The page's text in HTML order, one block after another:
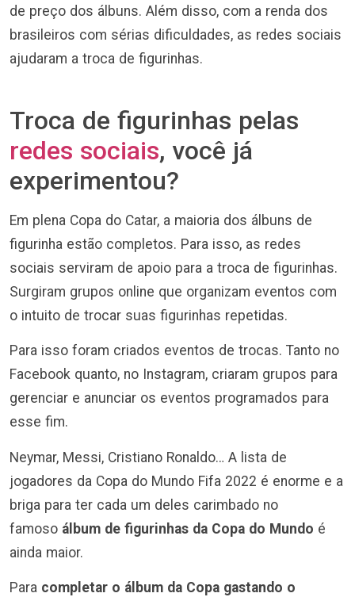
de preço dos álbuns. Além disso, com a renda dos
brasileiros com sérias dificuldades, as redes sociais
ajudaram a troca de figurinhas.
Troca de figurinhas pelas
redes sociais, você já
experimentou?
Em plena Copa do Catar, a maioria dos álbuns de
figurinha estão completos. Para isso, as redes
sociais serviram de apoio para a troca de figurinhas.
Surgiram grupos online que organizam eventos com
o intuito de trocar suas figurinhas repetidas.
Para isso foram criados eventos de trocas. Tanto no
Facebook quanto, no Instagram, criaram grupos para
gerenciar e anunciar os eventos programados para
esse fim.
Neymar, Messi, Cristiano Ronaldo… A lista de
jogadores da Copa do Mundo Fifa 2022 é enorme e a
briga para ter cada um deles carimbado no
famoso álbum de figurinhas da Copa do Mundo é
ainda maior.
Para completar o álbum da Copa gastando o